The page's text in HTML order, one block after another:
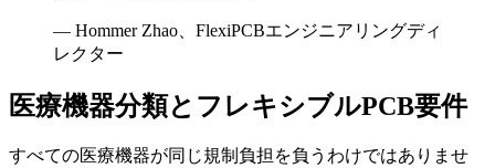
— Hommer Zhao、FlexiPCBエンジニアリングディ
レクター
医療機器分類とフレキシブルPCB要件
すべての医療機器が同じ規制負担を負うわけではありませ